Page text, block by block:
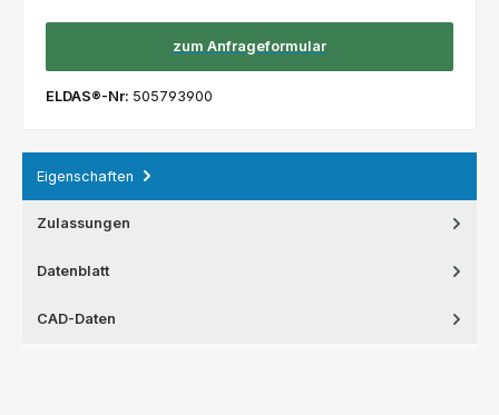
zum Anfrageformular
ELDAS®-Nr: 505793900
Eigenschaften
Zulassungen
Datenblatt
CAD-Daten